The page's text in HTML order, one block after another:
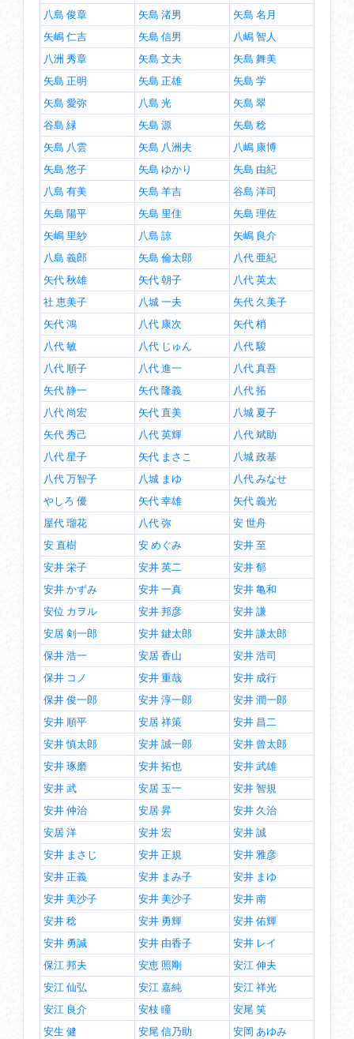
八島 俊章
矢島 渚男
矢島 名月
矢嶋 仁吉
矢島 信男
八嶋 智人
八洲 秀章
矢島 文夫
矢島 舞美
矢島 正明
矢島 正雄
矢島 学
矢島 愛弥
八島 光
矢島 翠
谷島 緑
矢島 源
矢島 稔
矢島 八雲
矢島 八洲夫
八嶋 康博
矢島 悠子
矢島 ゆかり
矢島 由紀
八島 有美
矢島 羊吉
谷島 洋司
矢島 陽平
矢島 里佳
矢島 理佐
矢嶋 里紗
八島 諒
矢嶋 良介
八島 義郎
矢島 倫太郎
八代 亜紀
矢代 秋雄
矢代 朝子
八代 英太
社 恵美子
八城 一夫
矢代 久美子
矢代 鴻
八代 康次
矢代 梢
八代 敏
八代 じゅん
八代 駿
八代 順子
八代 進一
八代 真吾
矢代 静一
矢代 隆義
八代 拓
八代 尚宏
矢代 直美
八城 夏子
矢代 秀己
八代 英輝
八代 斌助
八代 星子
矢代 まさこ
八城 政基
八代 万智子
八城 まゆ
八代 みなせ
やしろ 優
矢代 幸雄
矢代 義光
屋代 瑠花
八代 弥
安 世舟
安 直樹
安 めぐみ
安井 至
安井 栄子
安井 英二
安井 郁
安井 かずみ
安井 一真
安井 亀和
安位 カヲル
安井 邦彦
安井 謙
安居 剣一郎
安井 鍵太郎
安井 謙太郎
保井 浩一
安居 香山
安井 浩司
保井 コノ
安井 重哉
安井 成行
保井 俊一郎
安井 淳一郎
安井 潤一郎
安井 順平
安居 祥策
安井 昌二
安井 慎太郎
安井 誠一郎
安井 曾太郎
安井 琢磨
安井 拓也
安井 武雄
安井 武
安居 玉一
安井 智規
安井 仲治
安居 昇
安井 久治
安居 洋
安井 宏
安井 誠
安井 まさじ
安井 正規
安井 雅彦
安井 正義
安井 まみ子
安井 まゆ
安井 美沙子
安井 美沙子
安井 南
安井 稔
安井 勇輝
安井 佑輝
安井 勇誠
安井 由香子
安井 レイ
保江 邦夫
安恵 照剛
安江 伸夫
安江 仙弘
安江 嘉純
安江 祥光
安江 良介
安枝 瞳
安尾 笑
安生 健
安尾 信乃助
安岡 あゆみ